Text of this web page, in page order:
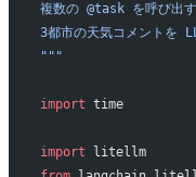
複数の @task を呼び出
3都市の天気コメントを
"""
import time
import litellm